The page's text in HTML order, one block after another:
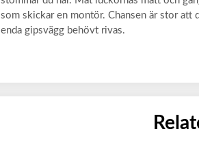
som skickar en montör. Chansen är stor
enda gipsvägg behövt rivas.